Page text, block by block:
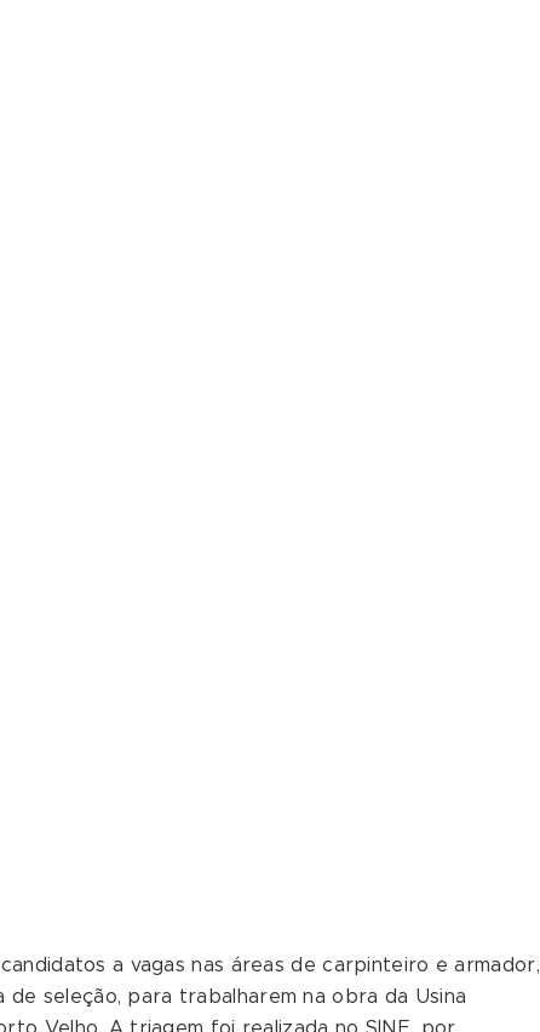
a vagas nas áreas de carpinteiro e armador,
seleção, para trabalharem na obra da Usina
Velho. A triagem foi realizada no SINE, por